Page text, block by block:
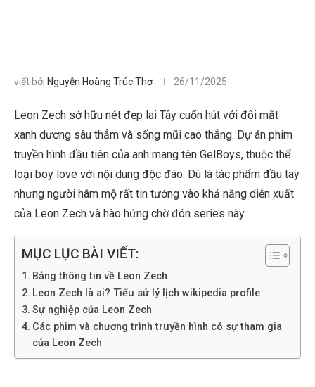
viết bởi Nguyễn Hoàng Trúc Thơ 26/11/2025
Leon Zech sở hữu nét đẹp lai Tây cuốn hút với đôi mắt
xanh dương sâu thẳm và sống mũi cao thẳng. Dự án phim
truyền hình đầu tiên của anh mang tên GelBoys, thuộc thể
loại boy love với nội dung độc đáo. Dù là tác phẩm đầu tay
nhưng người hâm mộ rất tin tưởng vào khả năng diễn xuất
của Leon Zech và hào hứng chờ đón series này.
MỤC LỤC BÀI VIẾT:
Bảng thông tin về Leon Zech
Leon Zech là ai? Tiểu sử lý lịch wikipedia profile
Sự nghiệp của Leon Zech
Các phim và chương trình truyền hình có sự tham gia
của Leon Zech